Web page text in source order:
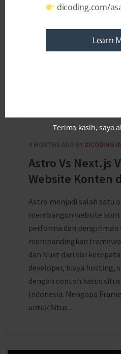
8 MONTHS AGO BY DICODING
Astro Vs Next.js
Website Konten
Astro menjadi salah satu
membangun website
performa dan
membandingkan
dan Nuxt dari sisi
developer, biaya hosting,
dengan contoh kasus
Indonesia. Mengapa
untuk Situs ...
dicoding.com/
Learn
Terima kasih, saya